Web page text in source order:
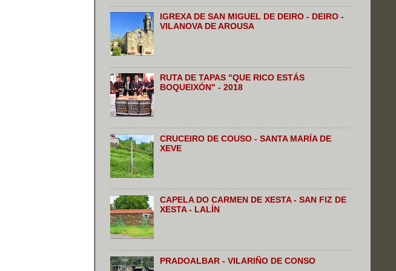
IGREXA DE SAN MIGUEL DE DEIRO - DEIRO -
VILANOVA DE AROUSA
RUTA DE TAPAS "QUE RICO ESTÁS
BOQUEIXÓN" - 2018
CRUCEIRO DE COUSO - SANTA MARÍA DE
XEVE
CAPELA DO CARMEN DE XESTA - SAN FIZ DE
XESTA - LALÍN
PRADOALBAR - VILARIÑO DE CONSO